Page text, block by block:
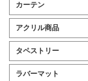
カーテン
アクリル商品
タペストリー
ラバーマット